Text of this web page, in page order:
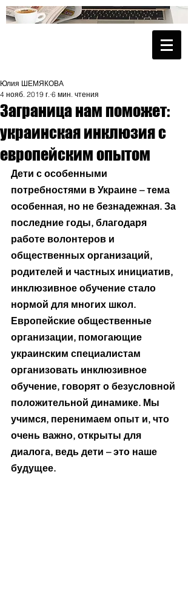
Заграница нам поможет:
украинская инклюзия с
европейским опытом
Юлия ШЕМЯКОВА
4 нояб. 2019 г. 6 мин. чтения
Дети с особенными
потребностями в Украине – тема
особенная, но не безнадежная. За
последние годы, благодаря
работе волонтеров и
общественных организаций,
родителей и частных инициатив,
инклюзивное обучение стало
нормой для многих школ.
Европейские общественные
организации, помогающие
украинским специалистам
организовать инклюзивное
обучение, говорят о безусловной
положительной динамике. Мы
учимся, перенимаем опыт и, что
очень важно, открыты для
диалога, ведь дети – это наше
будущее.